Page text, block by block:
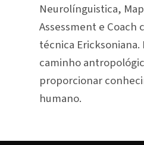
Neurolínguistica,
Assessment e Coach
técnica
caminho
proporcionar
humano.